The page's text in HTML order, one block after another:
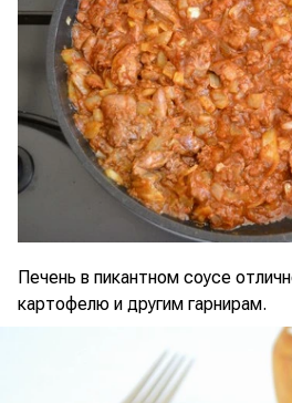
Печень в пикантном соусе
картофелю и другим гарнирам.